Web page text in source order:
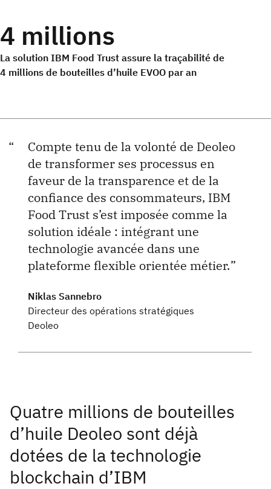
4 millions
La solution IBM Food Trust assure la traçabilité de
4 millions de bouteilles d’huile EVOO par an
Compte tenu de la volonté de Deoleo
de transformer ses processus en
faveur de la transparence et de la
confiance des consommateurs, IBM
Food Trust s’est imposée comme la
solution idéale : intégrant une
technologie avancée dans une
plateforme flexible orientée métier.
Niklas Sannebro
Directeur des opérations stratégiques
Deoleo
Quatre millions de bouteilles
d’huile Deoleo sont déjà
dotées de la technologie
blockchain d’IBM